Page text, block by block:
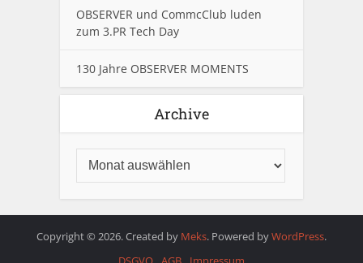
OBSERVER und CommcClub luden
zum 3.PR Tech Day
130 Jahre OBSERVER MOMENTS
Archive
Copyright © 2026. Created by Meks. Powered byWordPress.